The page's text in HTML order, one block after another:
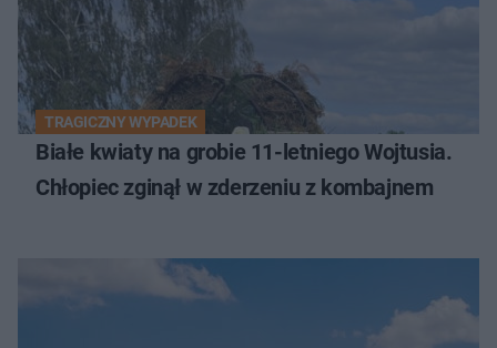
TRAGICZNY WYPADEK
Białe kwiaty na grobie 11-letniego Wojtusia.
Chłopiec zginął w zderzeniu z kombajnem